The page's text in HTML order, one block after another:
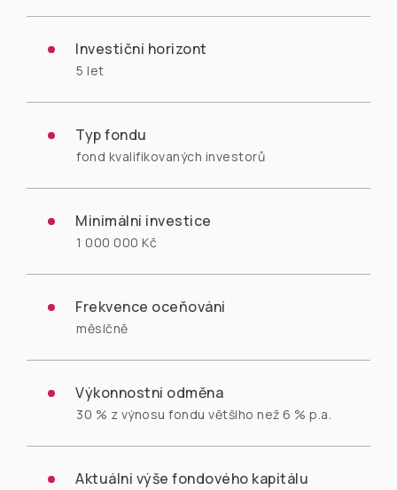
Investiční horizont
5 let
Typ fondu
fond kvalifikovaných investorů
Minimální investice
1 000 000 Kč
Frekvence oceňování
měsíčně
Výkonnostní odměna
30 % z výnosu fondu většího než 6 % p.a.
Aktuální výše fondového kapitálu